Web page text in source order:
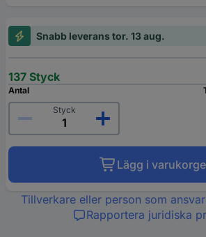
Snabb leverans tor. 13 aug.
137 Styck
Antal
Styck
Lägg i
Tillverkare eller person som
Rapportera juridiska